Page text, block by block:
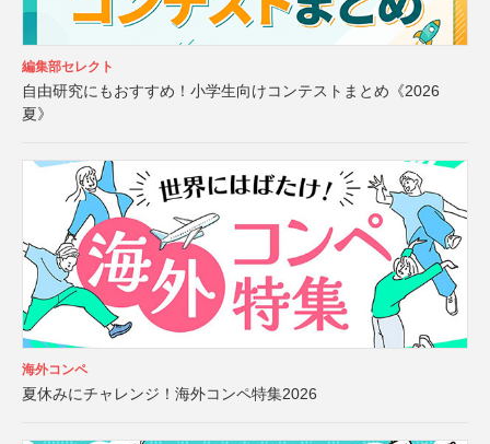
編集部セレクト
自由研究にもおすすめ！小学生向けコンテストまとめ《2026
夏》
海外コンペ
夏休みにチャレンジ！海外コンペ特集2026